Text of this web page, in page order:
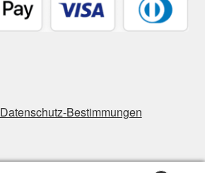
Datenschutz-Bestimmungen